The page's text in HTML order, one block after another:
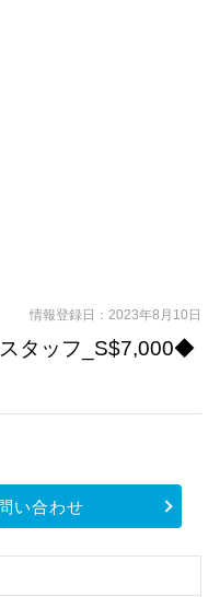
情報登録日：2023年8月10日
スタッフ_S$7,000◆
い合わせ